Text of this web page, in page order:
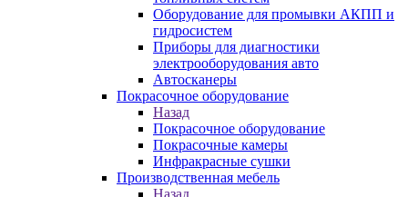
Оборудование для промывки АКПП и
гидросистем
Приборы для диагностики
электрооборудования авто
Автосканеры
Покрасочное оборудование
Назад
Покрасочное оборудование
Покрасочные камеры
Инфракрасные сушки
Производственная мебель
Назад